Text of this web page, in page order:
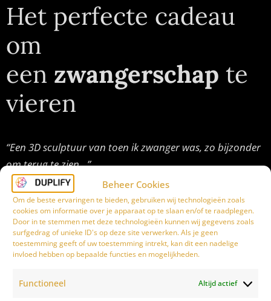
Beheer Cookies
Om de beste ervaringen te bieden, gebruiken wij technologieën zoals
cookies om informatie over je apparaat op te slaan en/of te raadplegen.
Door in te stemmen met deze technologieën kunnen wij gegevens zoals
surfgedrag of unieke ID's op deze site verwerken. Als je geen
toestemming geeft of uw toestemming intrekt, kan dit een nadelige
invloed hebben op bepaalde functies en mogelijkheden.
Functioneel Altijd actief
Het perfecte cadeau
om
een zwangerschap te
vieren
“Een 3D sculptuur van toen ik zwanger was, zo bijzonder
om terug te zien…”
Dit zwangerschapssculptuur is geweldig om cadeau te
geven bij eenbabyshowerof bijvoorbeeld als
baargoud, een geschenk dat een vrouw verdient voor
het bevallen van haar kindje.
AFSPRAAK MAKEN